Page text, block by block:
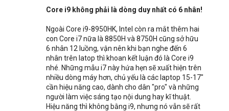
Core i9 không phải là dòng duy nhất có 6 nhân!
Ngoài Core i9-8950HK, Intel còn ra mắt thêm hai
con Core i7 nữa là 8850H và 8750H cũng sở hữu
6 nhân 12 luồng, vận nên khi bạn nghe đến 6
nhân trên latop thì khoan kết luận đó là Core i9
nhé. Những mẫu i7 này hứa hẹn sẽ xuất hiện trên
nhiều dòng máy hơn, chủ yếu là các laptop 15-17"
cần hiệu năng cao, dành cho dân "pro" và những
người làm việc sáng tạo nội dung hay kĩ thuật.
Hiệu năng thì không bằng i9, nhưng nó vẫn sẽ rất